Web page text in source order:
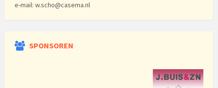
e-mail: w.scho@casema.nl
SPONSOREN